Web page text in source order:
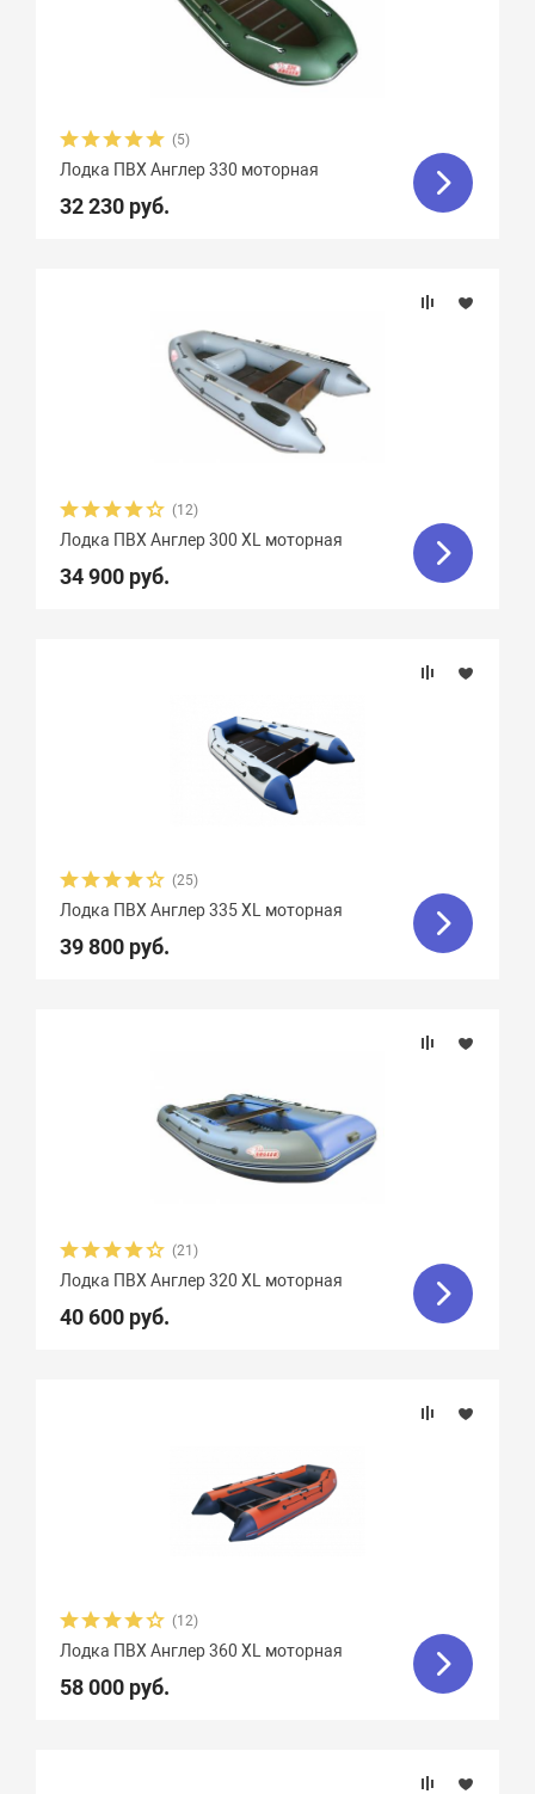
Максимальная мощность мотора, л.с.
Вес, кг
Вид транца
(5)
Лодка ПВХ Англер 330 моторная
32 230 руб.
(12)
Лодка ПВХ Англер 300 XL моторная
34 900 руб.
(25)
Лодка ПВХ Англер 335 XL моторная
39 800 руб.
(21)
Лодка ПВХ Англер 320 XL моторная
40 600 руб.
(12)
Лодка ПВХ Англер 360 XL моторная
58 000 руб.